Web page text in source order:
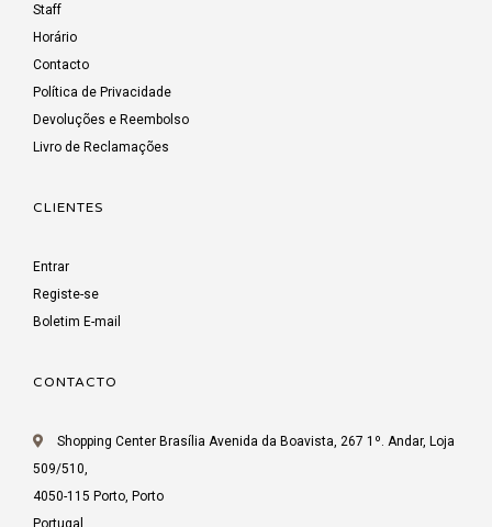
Staff
Horário
Contacto
Política de Privacidade
Devoluções e Reembolso
Livro de Reclamações
CLIENTES
Entrar
Registe-se
Boletim E-mail
CONTACTO
Shopping Center Brasília Avenida da Boavista, 267 1º. Andar, Loja
509/510,
4050-115 Porto, Porto
Portugal